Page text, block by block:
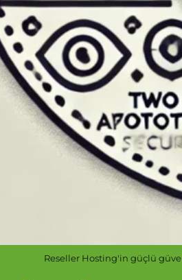
Reseller Hosting'in güçlü